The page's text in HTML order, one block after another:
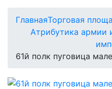
ГлавнаяТорговая
Атрибутика армии
61й полк пуговица